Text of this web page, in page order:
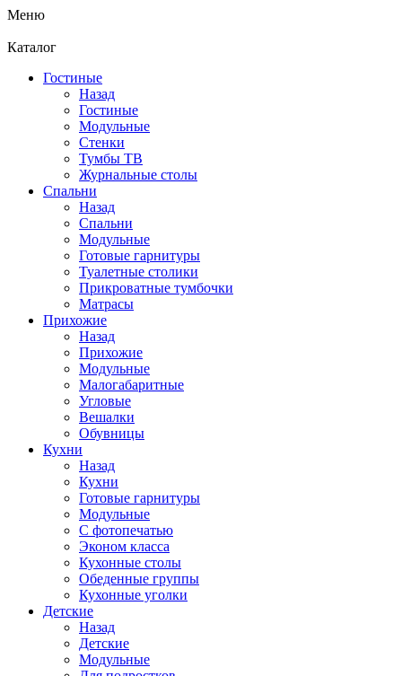
Меню
Каталог
Гостиные
Назад
Гостиные
Модульные
Стенки
Тумбы ТВ
Журнальные столы
Спальни
Назад
Спальни
Модульные
Готовые гарнитуры
Туалетные столики
Прикроватные тумбочки
Матрасы
Прихожие
Назад
Прихожие
Модульные
Малогабаритные
Угловые
Вешалки
Обувницы
Кухни
Назад
Кухни
Готовые гарнитуры
Модульные
С фотопечатью
Эконом класса
Кухонные столы
Обеденные группы
Кухонные уголки
Детские
Назад
Детские
Модульные